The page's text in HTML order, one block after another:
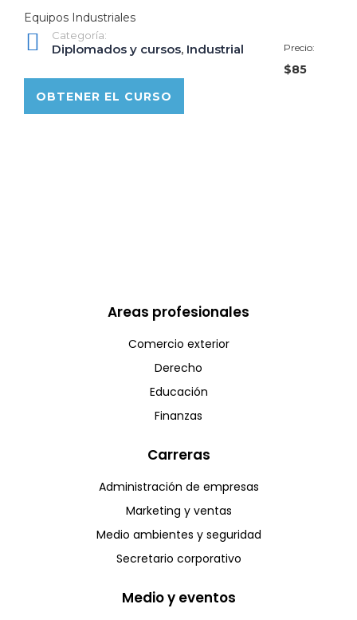
Equipos Industriales
Categoría:
Diplomados y cursos, Industrial Precio:
$85
OBTENER EL CURSO
Areas profesionales
Comercio exterior
Derecho
Educación
Finanzas
Carreras
Administración de empresas
Marketing y ventas
Medio ambientes y seguridad
Secretario corporativo
Medio y eventos